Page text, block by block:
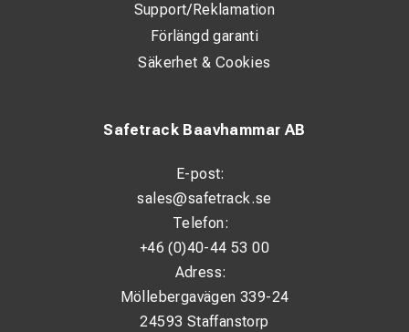
Safetrack Baavhammar AB
E-post:
sales@safetrack.se
Telefon:
+46 (0)40-44 53 00
Adress:
Möllebergavägen 339-24
24593 Staffanstorp
Support/Reklamation
Förlängd garanti
Säkerhet & Cookies